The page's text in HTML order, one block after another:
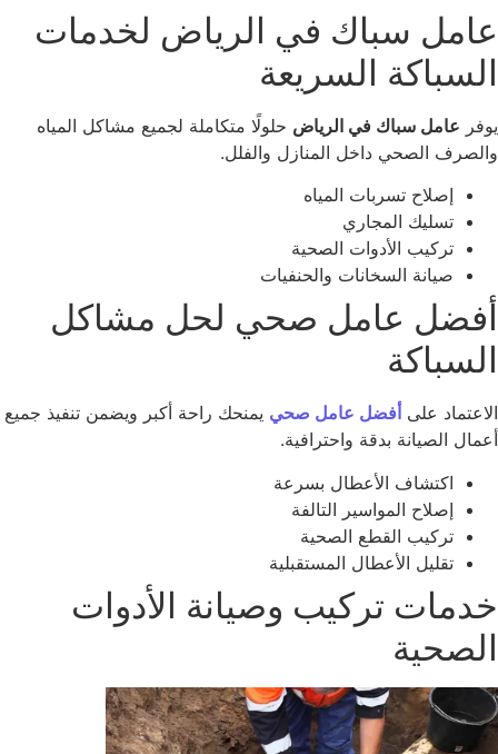
سباك في الرياض لخدمات
السريعة
عامل سباك في الرياضحلولًا متكاملة لجميع مشاكل المياه
الصحي داخل المنازل والفلل.
إصلاح تسربات المياه
تسليك المجاري
تركيب الأدوات الصحية
صيانة السخانات والحنفيات
عامل صحي لحل مشاكل
على أفضل عامل صحييمنحك راحة أكبر ويضمن تنفيذ جميع
الصيانة بدقة واحترافية.
اكتشاف الأعطال بسرعة
إصلاح المواسير التالفة
تركيب القطع الصحية
تقليل الأعطال المستقبلية
تركيب وصيانة الأدوات